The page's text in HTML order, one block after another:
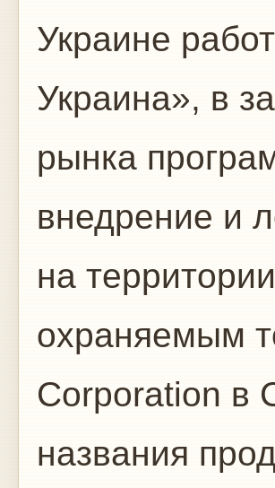
Украине
Украина», в
рынка
внедрение и
на
охраняемым
Corporation в
названия